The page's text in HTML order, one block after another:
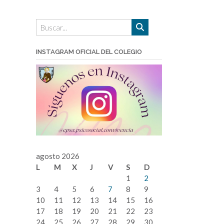
INSTAGRAM OFICIAL DEL COLEGIO
agosto 2026
L
M X J V S
D
1
2
3
4 5 6 7 8
9
10
11 12 13 14 15
16
17
18 19 20 21 22
23
24
25 26 27 28 29
30